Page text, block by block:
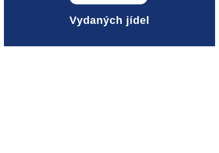
Vydaných jídel